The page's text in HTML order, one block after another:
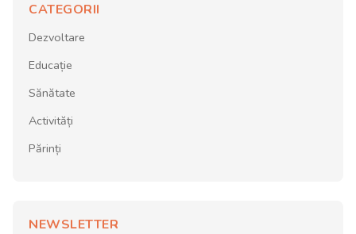
CATEGORII
Dezvoltare
Educație
Sănătate
Activități
Părinți
NEWSLETTER